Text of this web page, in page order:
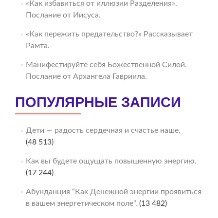
«Как избавиться от иллюзии Разделения».
Послание от Иисуса.
«Как пережить предательство?» Рассказывает
Рамта.
Манифестируйте себя Божественной Силой.
Послание от Архангела Гавриила.
ПОПУЛЯРНЫЕ ЗАПИСИ
Дети — радость сердечная и счастье наше.
(48 513)
Как вы будете ощущать повышенную энергию.
(17 244)
Абунданция “Как Денежной энергии проявиться
в вашем энергетическом поле“. (13 482)